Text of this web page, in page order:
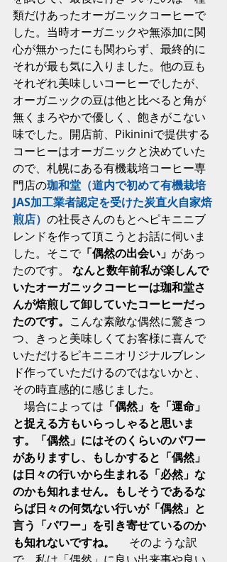
類だけあったオーガニックコーヒーで
した。当時オーガニックや無添加に関
心が無かったにも関わらず、最終的に
それが最も気に入りました。他の豆も
それぞれ美味しいコーヒーでしたが、
オーガニックの豆は他と比べると角が
無くまろやかで優しく、飽きがこない
味でした。開店前、Pikininiで提供する
コーヒーはオーガニックと決めていた
ので、札幌にある有機栽培コーヒー専
門店の珈和堂（道内で初めて有機栽培
JAS加工業者認定を受けた炭直火自家焙
煎店） の社長さんのもとへピキニニブ
レンドを作って頂こうとお話に伺いま
した。そこで「偶然の出会い」 があっ
たのです。 なんと数年前私が楽しんで
いたオーガニックコーヒーは珈和堂さ
んが焙煎して卸していたコーヒーだっ
たのです。 こんな素敵な偶然に驚きつ
つ、きっと美味しくてお客様に喜んで
いただけるピキニニオリジナルブレン
ド作っていただけるのではないかと、
その時直感的に感じました。
場合によっては 「偶然」を「運命」
と捉える方もいらっしゃると思いま
す。「偶然」にはそのくらいのパワー
がありますし、もしかすると「偶然」
は日々の行いから生まれる「必然」な
のかも知れません。もしそうであるな
らば日々の何気ない行いが「偶然」と
言う「パワー」を引き寄せているのか
も知れないですね。
そのような訳